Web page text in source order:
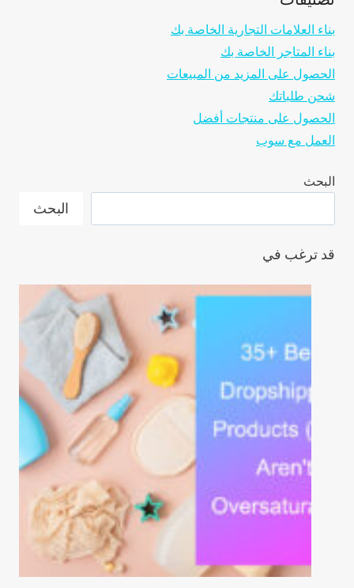
ON
BLACK
TO
DRIVE
بناء العلامات التجارية الخاصة بك
بناء المتاجر الخاصة بك
الحصول على المزيد من المبيعات
شحن طلباتك
الحصول على منتجات أفضل
العمل مع سوب
البحث
البحث
قد ترغب في